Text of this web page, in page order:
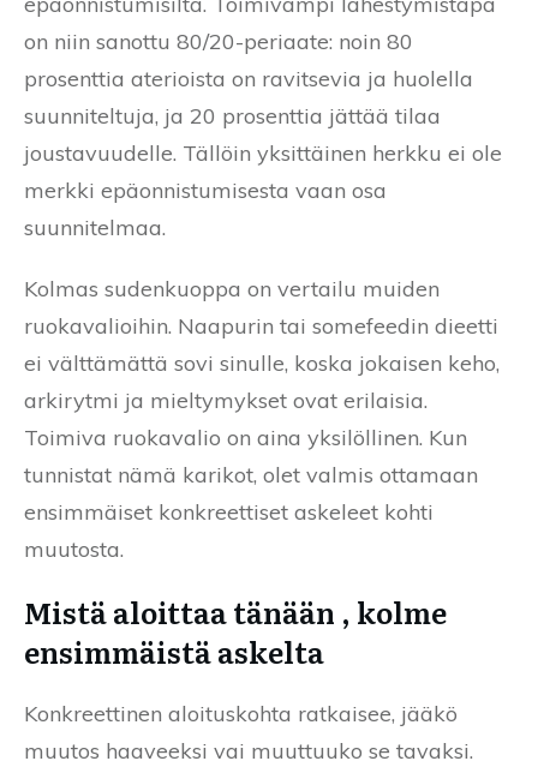
on niin sanottu 80/20-periaate: noin 80
prosenttia aterioista on ravitsevia ja huolella
suunniteltuja, ja 20 prosenttia jättää tilaa
joustavuudelle. Tällöin yksittäinen herkku ei ole
merkki epäonnistumisesta vaan osa
suunnitelmaa.
Kolmas sudenkuoppa on vertailu muiden
ruokavalioihin. Naapurin tai somefeedin dieetti
ei välttämättä sovi sinulle, koska jokaisen keho,
arkirytmi ja mieltymykset ovat erilaisia.
Toimiva ruokavalio on aina yksilöllinen. Kun
tunnistat nämä karikot, olet valmis ottamaan
ensimmäiset konkreettiset askeleet kohti
muutosta.
Mistä aloittaa tänään , kolme
ensimmäistä askelta
Konkreettinen aloituskohta ratkaisee, jääkö
muutos haaveeksi vai muuttuuko se tavaksi.